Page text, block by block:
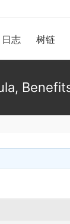
日志 树链